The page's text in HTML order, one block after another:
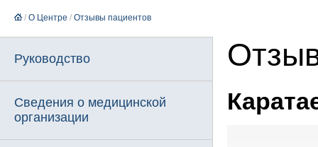
/ О Центре / Отзывы пациентов
Руководство
Сведения о медицинской
организации